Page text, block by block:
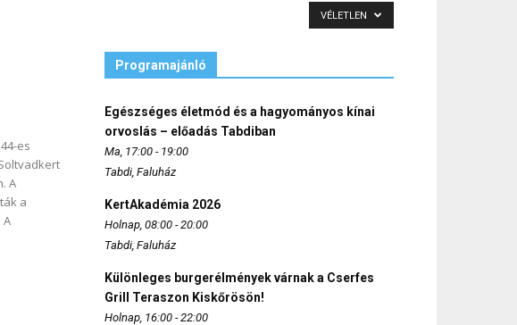
VÉLETLEN
es
A
a
A
Programajánló
Egészséges életmód és a hagyományos kínai
orvoslás – előadás Tabdiban
Ma, 17:00 - 19:00
Tabdi, Faluház
KertAkadémia 2026
Holnap, 08:00 - 20:00
Tabdi, Faluház
Különleges burgerélmények várnak a Cserfes
Grill Teraszon Kiskőrösön!
Holnap, 16:00 - 22:00